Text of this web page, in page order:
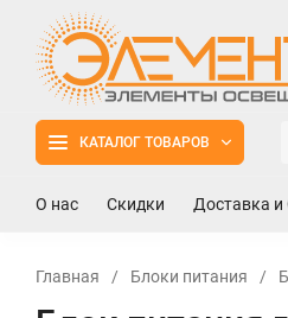
КАТАЛОГ ТОВАРОВ
О нас Скидки Доставка и
Главная / Блоки питания /